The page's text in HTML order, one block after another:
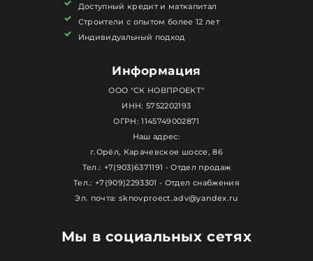
Мы в социальных сетях
Доступный кредит и маткапитал
Строители с опытом более 12 лет
Индивидуальный подход
Информация
ООО "СК НОВПРОЕКТ"
ИНН: 5752202193
ОГРН: 1145749002871
Наш адрес:
г.Орёл, Карачевское шоссе, 86
Тел.: +7(903)6371191 - Отдел продаж
Тел.: +7(909)2293301 - Отдел снабжения
Эл. почта: sknovproect.adv@yandex.ru